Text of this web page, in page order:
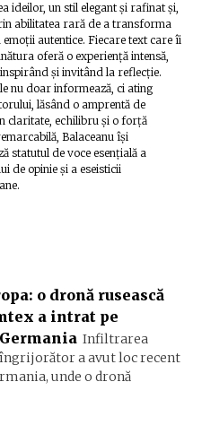
ideilor, un stil elegant și rafinat și,
abilitatea rară de a transforma
emoții autentice. Fiecare text care îi
oferă o experiență intensă,
și invitând la reflecție.
nu doar informează, ci ating
lăsând o amprentă de
claritate, echilibru și o forță
Balaceanu își
statutul de voce esențială a
de opinie și a eseisticii
o dronă rusească
a intrat pe
Infiltrarea
a avut loc recent
unde o dronă